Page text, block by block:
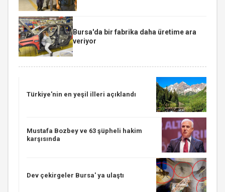
Bursa'da bir fabrika daha üretime ara
veriyor
Türkiye'nin en yeşil illeri açıklandı
Mustafa Bozbey ve 63 şüpheli hakim
karşısında
Dev çekirgeler Bursa' ya ulaştı